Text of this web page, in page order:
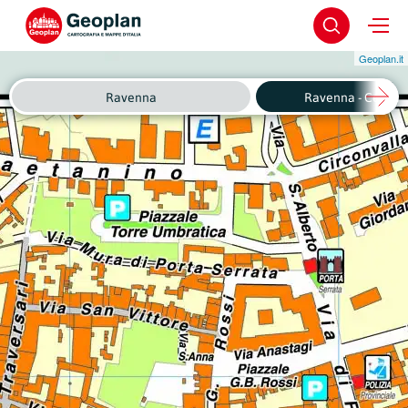
Geoplan.it
Ravenna Ravenna - Centro